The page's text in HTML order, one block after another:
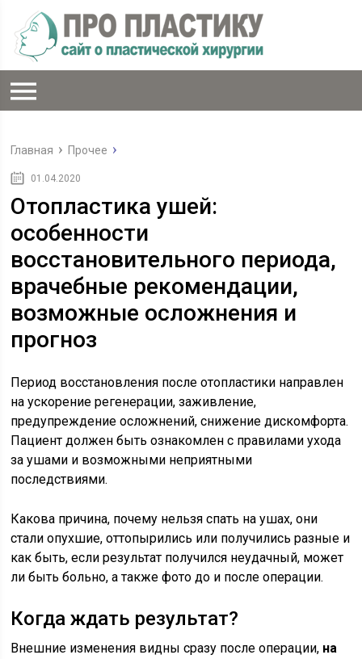
Главная Прочее
01.04.2020
Отопластика ушей:
особенности
восстановительного периода,
врачебные рекомендации,
возможные осложнения и
прогноз
Период восстановления после отопластики направлен
на ускорение регенерации, заживление,
предупреждение осложнений, снижение дискомфорта.
Пациент должен быть ознакомлен с правилами ухода
за ушами и возможными неприятными
последствиями.
Какова причина, почему нельзя спать на ушах, они
стали опухшие, оттопырились или получились разные и
как быть, если результат получился неудачный, может
ли быть больно, а также фото до и после операции.
Когда ждать результат?
Внешние изменения видны сразу после операции, на